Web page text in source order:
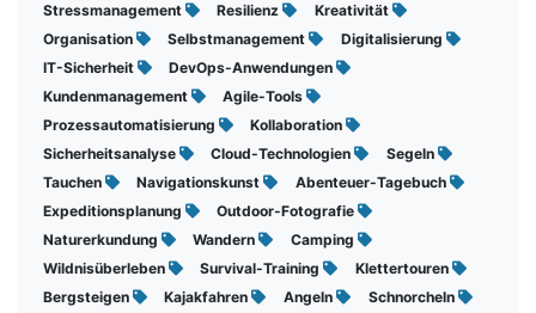
Stressmanagement
Resilienz
Kreativität
Organisation
Selbstmanagement
Digitalisierung
IT-Sicherheit
DevOps-Anwendungen
Kundenmanagement
Agile-Tools
Prozessautomatisierung
Kollaboration
Sicherheitsanalyse
Cloud-Technologien
Segeln
Tauchen
Navigationskunst
Abenteuer-Tagebuch
Expeditionsplanung
Outdoor-Fotografie
Naturerkundung
Wandern
Camping
Wildnisüberleben
Survival-Training
Klettertouren
Bergsteigen
Kajakfahren Angeln
Schnorcheln